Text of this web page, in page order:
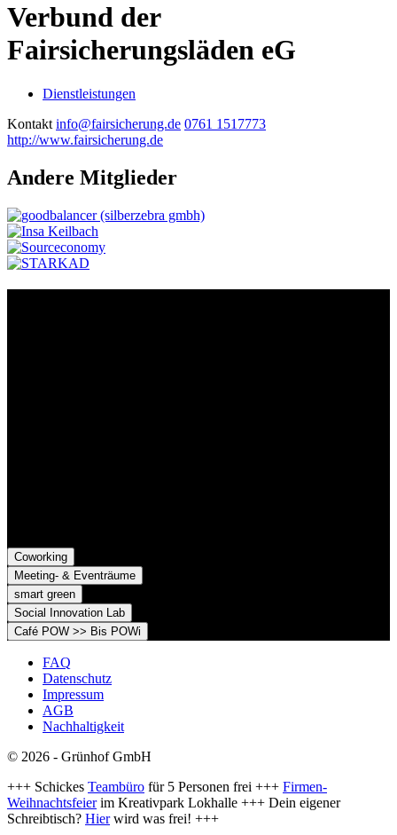
Verbund der
Fairsicherungsläden eG
Dienstleistungen
Kontakt info@fairsicherung.de 0761 1517773
http://www.fairsicherung.de
Andere Mitglieder
Coworking
Meeting- & Eventräume
smart green
Social Innovation Lab
Café POW >> Bis POWi
FAQ
Datenschutz
Impressum
AGB
Nachhaltigkeit
© 2026 - Grünhof GmbH
+++ Schickes Teambüro für 5 Personen frei +++ Firmen-
Weihnachtsfeierim Kreativpark Lokhalle +++ Dein eigener
Schreibtisch? Hierwird was frei! +++